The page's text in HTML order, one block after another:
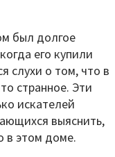
был долгое
его купили
слухи о том, что в
странное. Эти
искателей
выяснить,
в этом доме.